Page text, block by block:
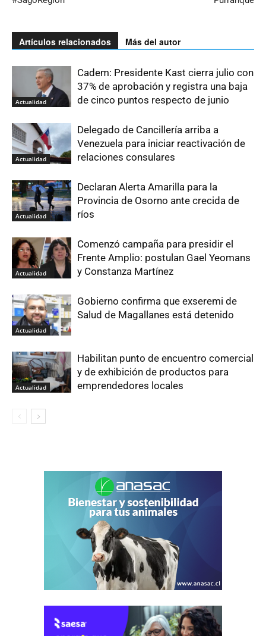
Artículos relacionados Más del autor
Actualidad
Cadem: Presidente Kast cierra julio con
37% de aprobación y registra una baja
de cinco puntos respecto de junio
Actualidad
Delegado de Cancillería arriba a
Venezuela para iniciar reactivación de
relaciones consulares
Actualidad
Declaran Alerta Amarilla para la
Provincia de Osorno ante crecida de
ríos
Actualidad
Comenzó campaña para presidir el
Frente Amplio: postulan Gael Yeomans
y Constanza Martínez
Actualidad
Gobierno confirma que exseremi de
Salud de Magallanes está detenido
Actualidad
Habilitan punto de encuentro comercial
y de exhibición de productos para
emprendedores locales